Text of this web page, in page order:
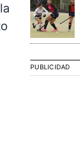
PUBLICIDAD